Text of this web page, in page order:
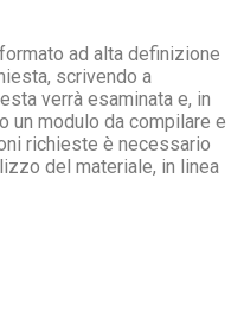
ad alta definizione
scrivendo a
verrà esaminata e, in
un modulo da compilare e
richieste è necessario
del materiale, in linea